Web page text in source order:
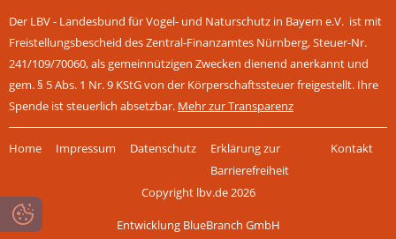
Der LBV - Landesbund für Vogel- und Naturschutz in Bayern e.V. ist mit
Freistellungsbescheid des Zentral-Finanzamtes Nürnberg, Steuer-Nr.
241/109/70060, als gemeinnützigen Zwecken dienend anerkannt und
gem. § 5 Abs. 1 Nr. 9 KStG von der Körperschaftssteuer freigestellt. Ihre
Spende ist steuerlich absetzbar. Mehr zur Transparenz
überspringen
Home Impressum Datenschutz
Erklärung zur
Barrierefreiheit
Kontakt
Copyright lbv.de 2026
Entwicklung BlueBranch GmbH